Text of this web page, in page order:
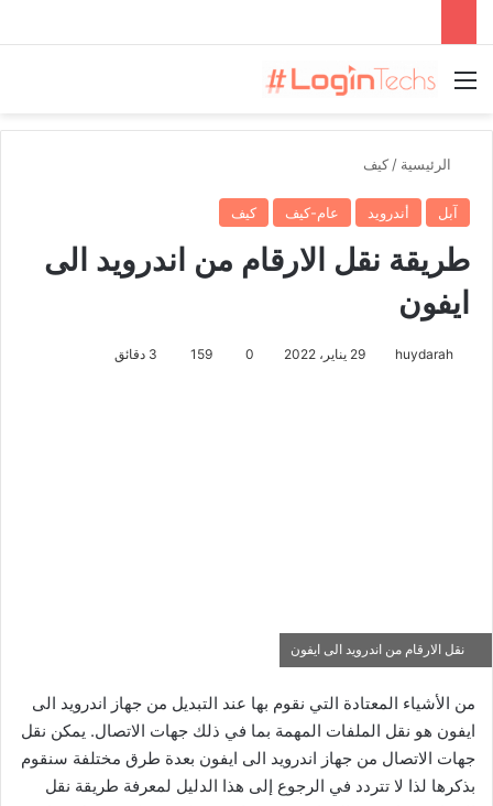
القائمة
الرئيسية /كيف
آبل أندرويد عام-كيف كيف
طريقة نقل الارقام من اندرويد الى
ايفون
huydarah 29 يناير، 2022 0
159
نقل الارقام من اندرويد الى ايفون
من الأشياء المعتادة التي نقوم بها عند التبديل من جهاز اندرويد الى
ايفون هو نقل الملفات المهمة بما في ذلك جهات الاتصال. يمكن نقل
جهات الاتصال من جهاز اندرويد الى ايفون بعدة طرق مختلفة سنقوم
بذكرها لذا لا تتردد في الرجوع إلى هذا الدليل لمعرفة طريقة نقل